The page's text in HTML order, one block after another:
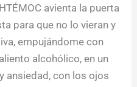
avienta la puerta
para que no lo vieran y
empujándome con
alcohólico, en un
ansiedad, con los ojos